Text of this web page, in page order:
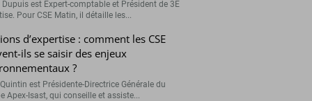
Dupuis est Expert-comptable et Président de 3E
Pour CSE Matin, il détaille les...
d’expertise : comment les CSE
ils se saisir des enjeux
?
est Présidente-Directrice Générale du
Apex-Isast, qui conseille et assiste...